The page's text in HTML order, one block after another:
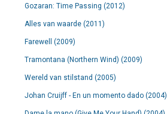
Gozaran: Time Passing (2012)
Alles van waarde (2011)
Farewell (2009)
Tramontana (Northern Wind) (2009)
Wereld van stilstand (2005)
Johan Cruijff - En un momento dado (2004)